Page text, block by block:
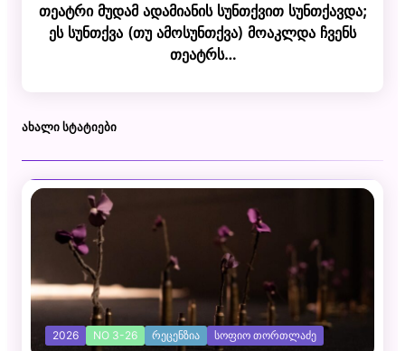
თეატრი მუდამ ადამიანის სუნთქვით სუნთქავდა;
ეს სუნთქვა (თუ ამოსუნთქვა) მოაკლდა ჩვენს
თეატრს…
ᲐᲮᲐᲚᲘ ᲡᲢᲐᲢᲘᲔᲑᲘ
2026 NO 3-26 ᲠᲔᲪᲔᲜᲖᲘᲐ ᲡᲝᲤᲘᲝ ᲗᲝᲠᲗᲚᲐᲫᲔ